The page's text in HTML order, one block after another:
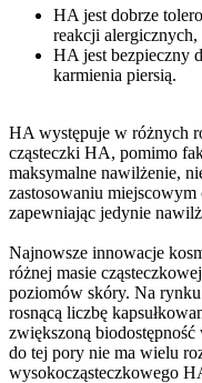
HA jest dobrze
reakcji
HA jest bezpieczny
karmienia piersią.
HA występuje w różnych
cząsteczki HA, pomimo
maksymalne nawilżenie,
zastosowaniu miejscowym
zapewniając jedynie
Najnowsze innowacje
różnej masie
poziomów skóry. Na
rosnącą liczbę
zwiększoną
do tej pory nie ma wielu
wysokocząsteczkowego